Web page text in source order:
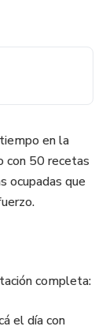
en la
con 50 recetas
ocupadas que
completa:
el día con